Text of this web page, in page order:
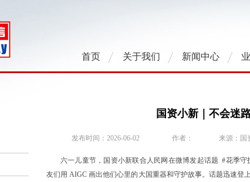
首页 关于我们 新闻中心
国资小新｜不会迷
发布时间：2026-06-02 作者： 来源：国
六一儿童节，国资小新联合人民网在微博发起话题 #花季
友们用 AIGC 画出他们心里的大国重器和守护故事。话题迅速登